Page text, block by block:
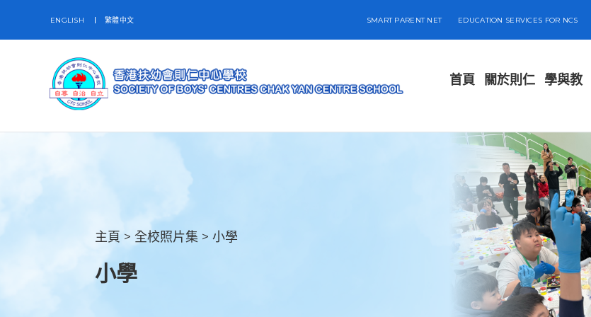
ENGLISH 繁體中文 SMART PARENT NET EDUCATION SERVICES FOR NCS
首頁 關於則仁 學與教
主頁 > 全校照片集 >小學
小學